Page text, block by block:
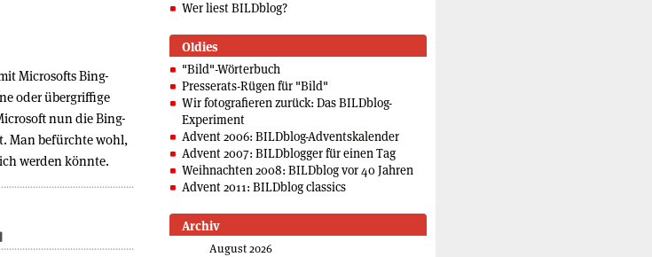
Microsofts Bing-
oder übergriffige
nun die Bing-
Man befürchte wohl,
werden könnte.
Wer liest BILDblog?
Oldies
"Bild"-Wörterbuch
Presserats-Rügen für "Bild"
Wir fotografieren zurück: Das BILDblog-
Experiment
Advent 2006: BILDblog-Adventskalender
Advent 2007: BILDblogger für einen Tag
Weihnachten 2008: BILDblog vor 40 Jahren
Advent 2011: BILDblog classics
Archiv
August 2026